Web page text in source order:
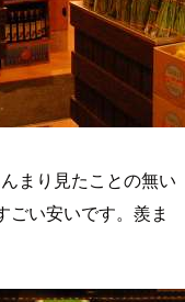
まり見たことの無い
ごい安いです。羨ま